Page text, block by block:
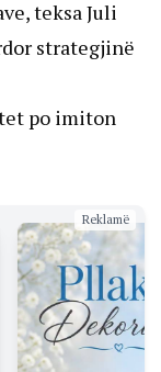
teksa Juli
strategjinë
po imiton
Reklamë